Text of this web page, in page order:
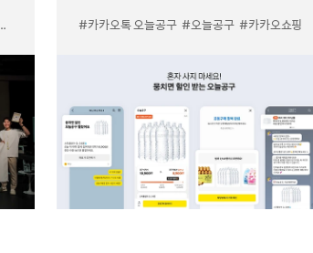
#카카오쇼핑 #카카오 상생
#카카오톡 오늘공구 #오늘공구 #카카오쇼핑